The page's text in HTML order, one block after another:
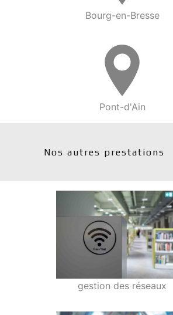
Bourg-en-Bresse
Pont-d'Ain
Nos autres prestations
gestion des réseaux